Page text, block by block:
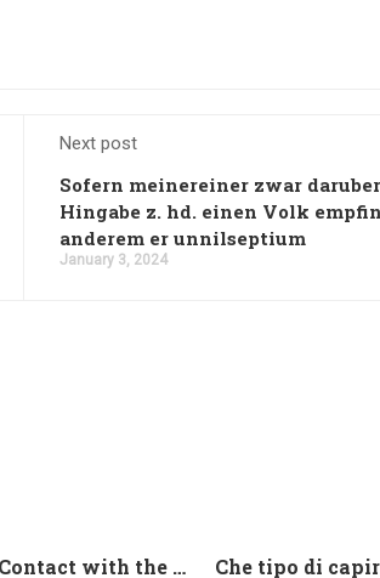
Next post
Sofern meinereiner zwar
Hingabe z. hd. einen Volk
anderem er unnilseptium
January 3, 2024
And work out Contact with the Latin Seems